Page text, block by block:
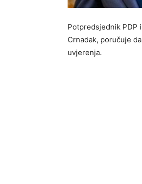
Potpredsjednik PDP
Crnadak, poručuje
uvjerenja.